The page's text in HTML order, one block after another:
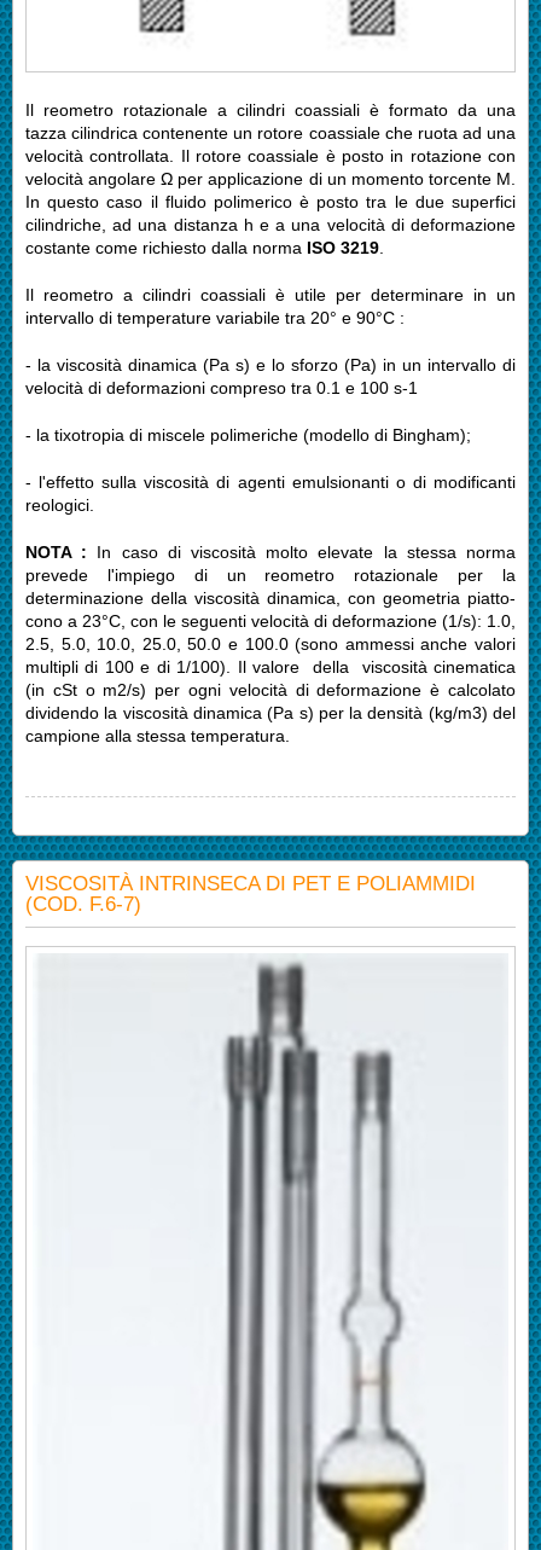
Il reometro rotazionale a cilindri coassiali è formato da una
tazza cilindrica contenente un rotore coassiale che ruota ad una
velocità controllata. Il rotore coassiale è posto in rotazione con
velocità angolare Ω per applicazione di un momento torcente M.
In questo caso il fluido polimerico è posto tra le due superfici
cilindriche, ad una distanza h e a una velocità di deformazione
costante come richiesto dalla norma ISO 3219
Il reometro a cilindri coassiali è utile per determinare in un
intervallo di temperature variabile tra 20° e 90°C :
- la viscosità dinamica (Pa s) e lo sforzo (Pa) in un intervallo di
velocità di deformazioni compreso tra 0.1 e 100 s-1
- la tixotropia di miscele polimeriche (modello di Bingham);
- l'effetto sulla viscosità di agenti emulsionanti o di modificanti
reologici.
NOTA : In caso di viscosità molto elevate la stessa norma
prevede l'impiego di un reometro rotazionale per la
determinazione della viscosità dinamica, con geometria piatto-
cono a 23°C, con le seguenti velocità di deformazione (1/s): 1.0,
2.5, 5.0, 10.0, 25.0, 50.0 e 100.0 (sono ammessi anche valori
multipli di 100 e di 1/100). Il valore della viscosità cinematica
(in cSt o m2/s) per ogni velocità di deformazione è calcolato
dividendo la viscosità dinamica (Pa s) per la densità (kg/m3) del
campione alla stessa temperatura.
VISCOSITÀ INTRINSECA DI PET E POLIAMMIDI
(COD. F.6-7)